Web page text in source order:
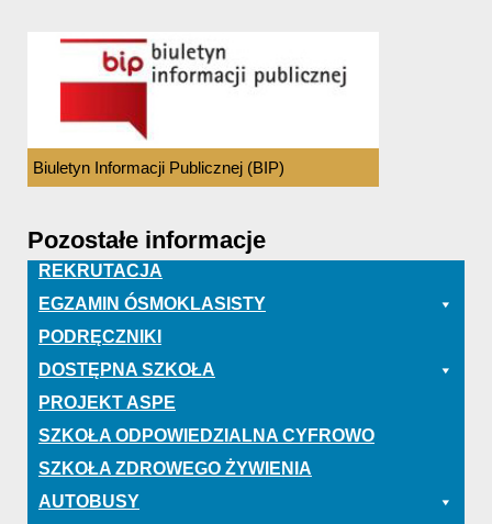
Biuletyn Informacji Publicznej (BIP)
Pozostałe informacje
REKRUTACJA
EGZAMIN ÓSMOKLASISTY
PODRĘCZNIKI
DOSTĘPNA SZKOŁA
PROJEKT ASPE
SZKOŁA ODPOWIEDZIALNA CYFROWO
SZKOŁA ZDROWEGO ŻYWIENIA
AUTOBUSY